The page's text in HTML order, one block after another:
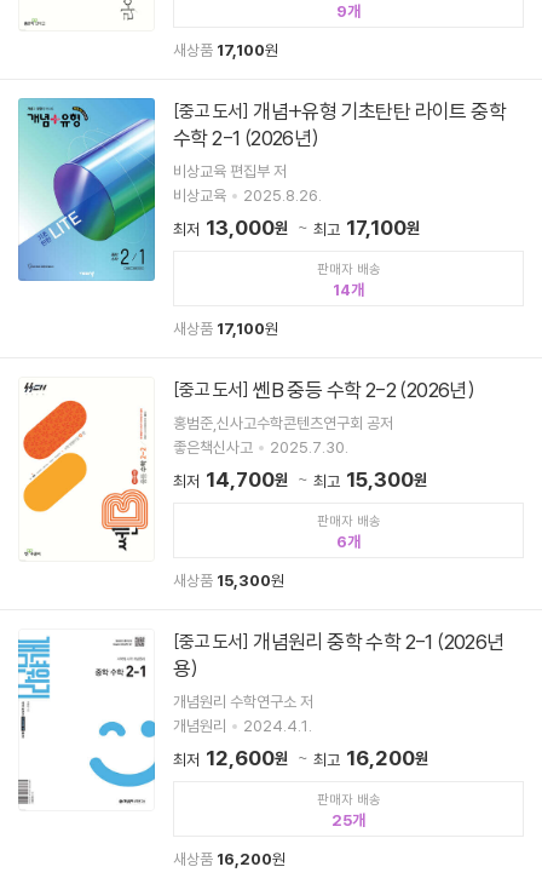
9
새상품 17,100원
[중고 도서]
수학 2-1 (2026년)
비상교육 편집부 저
비상교육
2025.8.26.
최저 13,000원 최고 17,100원
판매자 배송
14
새상품 17,100원
[중고 도서] 쎈B 중등 수학 2-2 (2026년)
홍범준,신사고수학콘텐츠연구회 공저
좋은책신사고
2025.7.30.
최저 14,700원 최고 15,300원
판매자 배송
6
새상품 15,300원
[중고 도서]
용)
개념원리 수학연구소 저
개념원리
2024.4.1.
최저 12,600원 최고 16,200원
판매자 배송
25
새상품 16,200원